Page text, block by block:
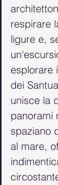
respirare
ligure e,
esplorare
dei
unisce la
panorami
spaziano
al mare,